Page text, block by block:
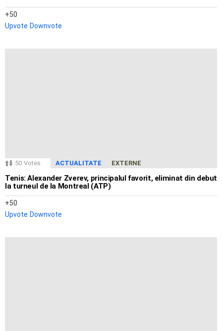
50
Upvote Downvote
50 Votes ACTUALITATE EXTERNE
Tenis: Alexander Zverev, principalul favorit, eliminat din debut
la turneul de la Montreal (ATP)
50
Upvote Downvote